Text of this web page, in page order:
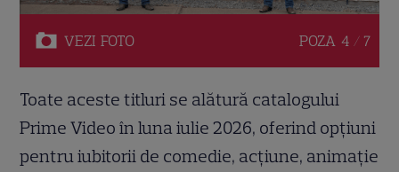
VEZI FOTO POZA 4 / 7
Toate aceste titluri se alătură catalogului
Prime Video în luna iulie 2026, oferind opțiuni
pentru iubitorii de comedie, acțiune, animație